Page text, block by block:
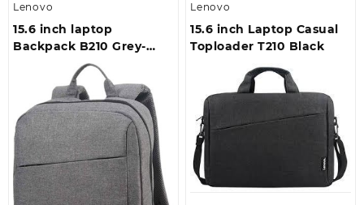
Lenovo
15.6 inch laptop
Backpack B210 Grey-
Lenovo
15.6 inch Laptop Casual
Toploader T210 Black